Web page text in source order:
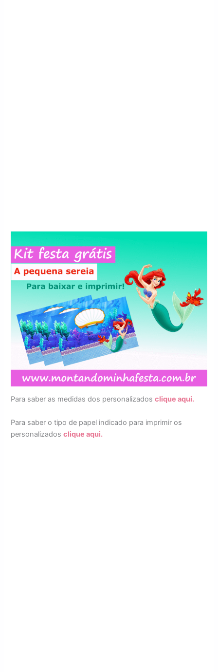
Para saber as medidas dos personalizadosclique aqui.
Para saber o tipo de papel indicado para imprimir os
personalizadosclique aqui.